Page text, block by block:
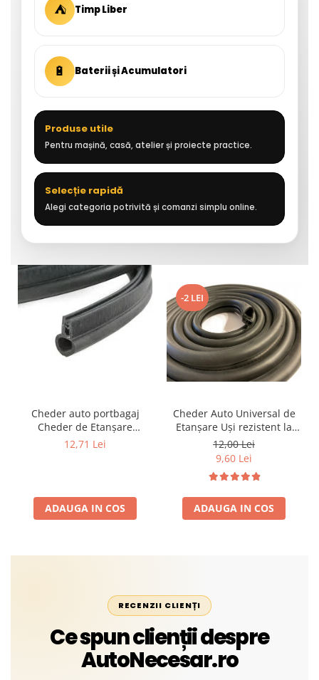
⛺ Timp Liber
🔋 Baterii și Acumulatori
Produse utile
Pentru mașină, casă, atelier și proiecte practice.
Selecție rapidă
Alegi categoria potrivită și comanzi simplu online.
Cheder auto portbagaj
Cheder de Etanșare
Profesional din Cauciuc -
Liniar
12,71 Lei
ADAUGA IN COS
-2 LEI
Cheder Auto Universal de
Etanșare Uși rezistent la
intemperii, raze UV,
îmbătrânire și temperaturi
extreme
12,00 Lei
9,60 Lei
ADAUGA IN COS
RECENZII CLIENȚI
Ce spun clienții despre
AutoNecesar.ro